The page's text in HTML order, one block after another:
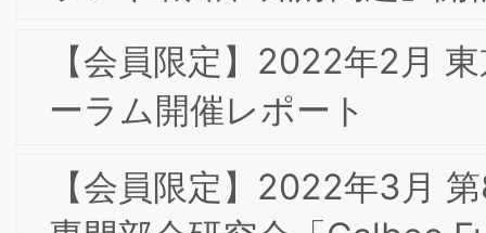
2017年 BSI出版活動の一つとして会員の
る現代マーケティング」（ミネルヴァ書
房）が発刊されました。